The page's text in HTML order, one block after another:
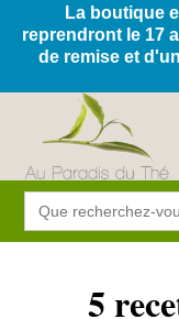
La boutique
reprendront le 17
de remise et
Search
for:
5